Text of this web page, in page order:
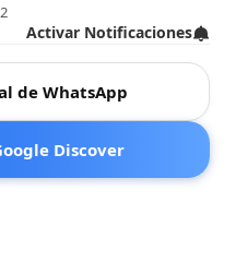
Activar Notificaciones
de WhatsApp
Discover